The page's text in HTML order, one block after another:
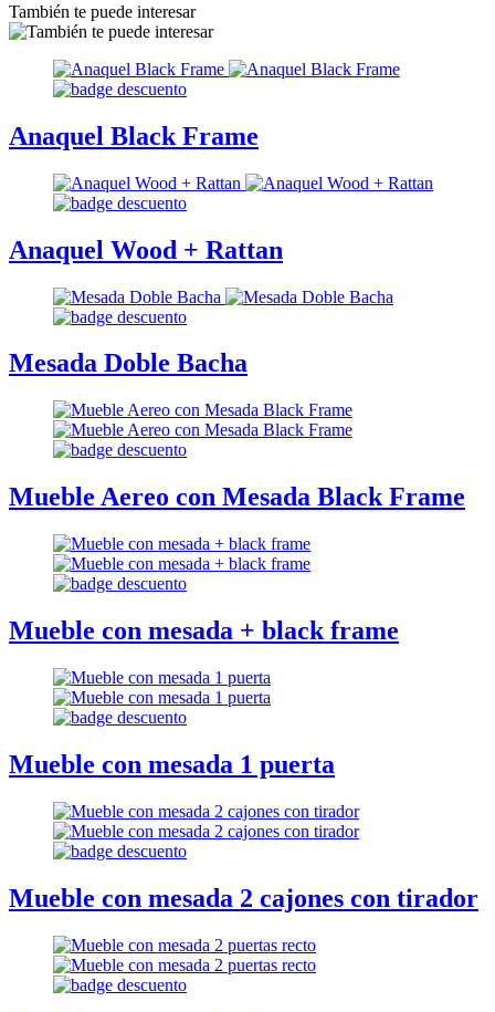
También te puede interesar
Anaquel Black Frame
Anaquel Wood + Rattan
Mesada Doble Bacha
Mueble Aereo con Mesada Black Frame
Mueble con mesada + black frame
Mueble con mesada 1 puerta
Mueble con mesada 2 cajones con tirador